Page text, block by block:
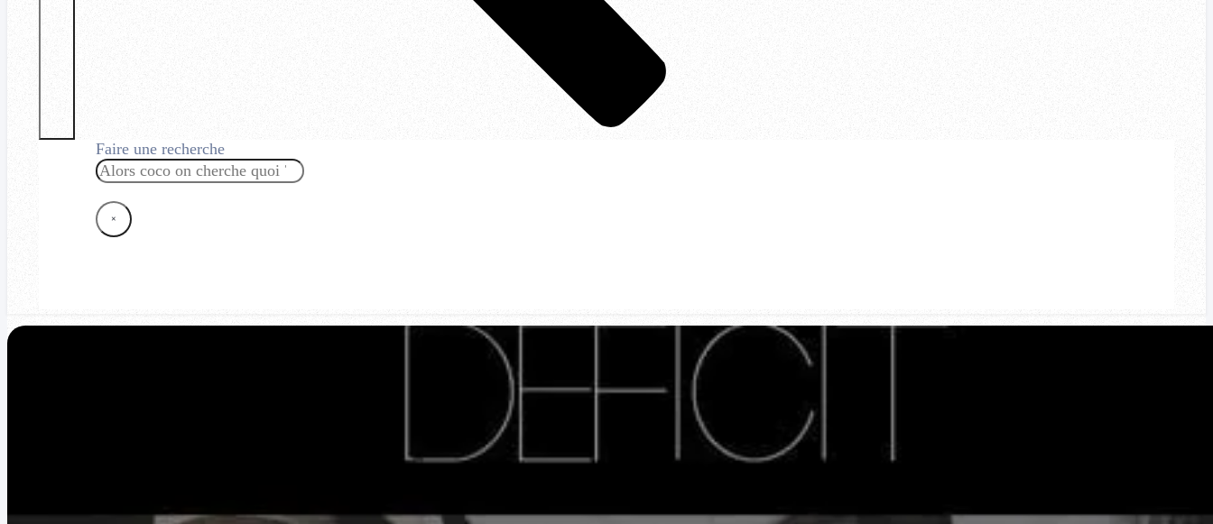
Faire une recherche
Rechercher
×